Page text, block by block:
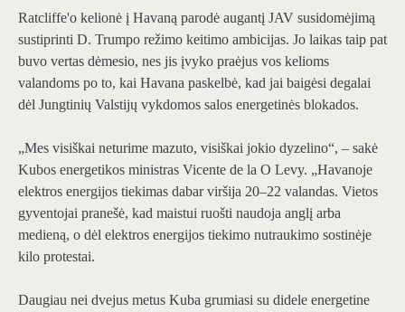
Ratcliffe'o kelionė į Havaną parodė augantį JAV susidomėjimą
sustiprinti D. Trumpo režimo keitimo ambicijas. Jo laikas taip pat
buvo vertas dėmesio, nes jis įvyko praėjus vos kelioms
valandoms po to, kai Havana paskelbė, kad jai baigėsi degalai
dėl Jungtinių Valstijų vykdomos salos energetinės blokados.
„Mes visiškai neturime mazuto, visiškai jokio dyzelino“, – sakė
Kubos energetikos ministras Vicente de la O Levy. „Havanoje
elektros energijos tiekimas dabar viršija 20–22 valandas. Vietos
gyventojai pranešė, kad maistui ruošti naudoja anglį arba
medieną, o dėl elektros energijos tiekimo nutraukimo sostinėje
kilo protestai.
Daugiau nei dvejus metus Kuba grumiasi su didele energetine